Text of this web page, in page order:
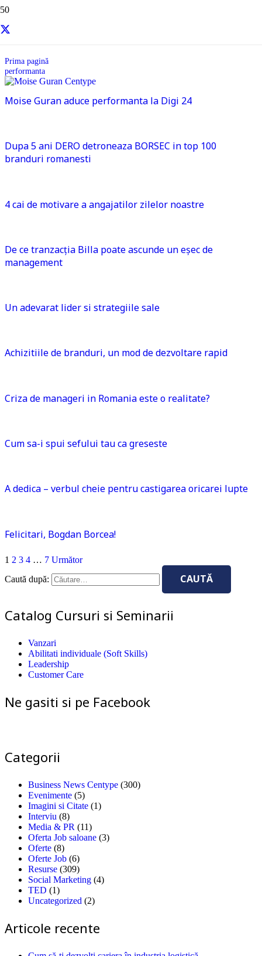
performanta
Prima pagină
performanta
Moise Guran aduce performanta la Digi 24
Dupa 5 ani DERO detroneaza BORSEC in top 100
branduri romanesti
4 cai de motivare a angajatilor zilelor noastre
De ce tranzacția Billa poate ascunde un eșec de
management
Un adevarat lider si strategiile sale
Achizitiile de branduri, un mod de dezvoltare rapid
Criza de manageri in Romania este o realitate?
Cum sa-i spui sefului tau ca greseste
A dedica – verbul cheie pentru castigarea oricarei lupte
Felicitari, Bogdan Borcea!
1 2 3 4 … 7 Următor
Caută după:
Catalog Cursuri si Seminarii
Vanzari
Abilitati individuale (Soft Skills)
Leadership
Customer Care
Ne gasiti si pe Facebook
Categorii
Business News Centype (300)
Evenimente (5)
Imagini si Citate (1)
Interviu (8)
Media & PR (11)
Oferta Job saloane (3)
Oferte (8)
Oferte Job (6)
Resurse (309)
Social Marketing (4)
TED (1)
Uncategorized (2)
Articole recente